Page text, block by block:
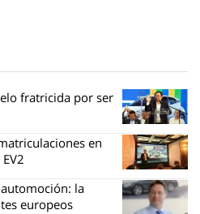
fratricida por ser
en
la
europeos